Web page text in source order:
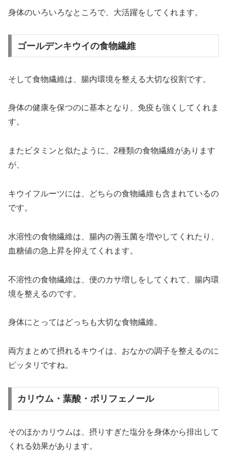
身体のいろいろなところで、大活躍をしてくれます。
ゴールデンキウイの食物繊維
そして食物繊維は、腸内環境を整える大切な役割です。
身体の健康を保つのに基本となり、免疫も強くしてくれま
す。
またビタミンと似たように、2種類の食物繊維があります
が、
キウイフルーツには、どちらの食物繊維も含まれているの
です。
水溶性の食物繊維は、腸内の善玉菌を増やしてくれたり、
血糖値の急上昇を抑えてくれます。
不溶性の食物繊維は、便のカサ増しをしてくれて、腸内環
境を整えるのです。
身体にとってはどっちも大切な食物繊維。
両方まとめて摂れるキウイは、おなかの調子を整えるのに
ピッタリですね。
カリウム・葉酸・ポリフェノール
そのほかカリウムは、摂りすぎた塩分を身体から排出して
くれる効果があります。